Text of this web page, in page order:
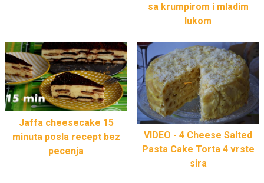
sa krumpirom i mladim
lukom
Jaffa cheesecake 15
minuta posla recept bez
pecenja
VIDEO - 4 Cheese Salted
Pasta Cake Torta 4 vrste
sira